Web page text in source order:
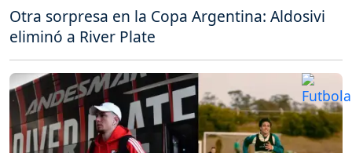
Otra sorpresa en la Copa Argentina: Aldosivi
eliminó a River Plate